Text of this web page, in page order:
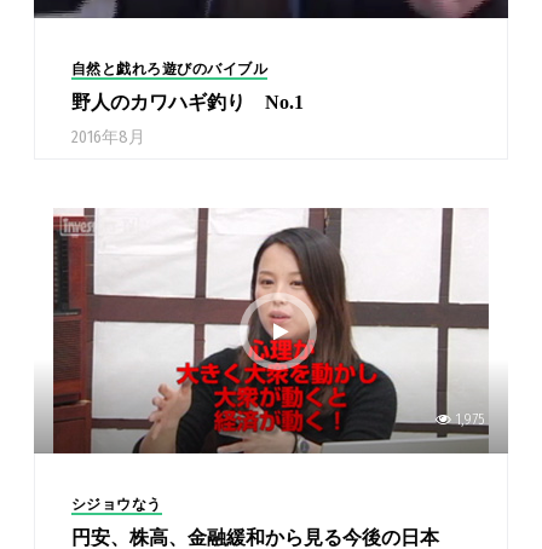
自然と戯れろ遊びのバイブル
野人のカワハギ釣り No.1
2016年8月
1,975
シジョウなう
円安、株高、金融緩和から見る今後の日本